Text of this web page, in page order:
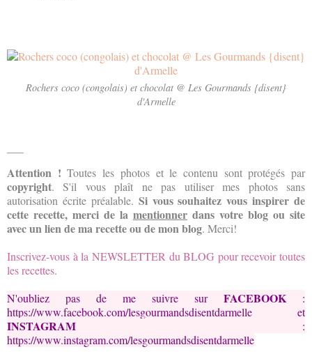
Rochers coco (congolais) et chocolat @ Les Gourmands {disent}
d'Armelle
Attention !Toutes les photos et le contenu sont protégés par
copyright. S'il vous plaît ne pas utiliser mes photos
sans
autorisation écrite préalable. Si vous souhaitez vous inspirer de
cette recette, merci de la mentionner dans votre blog ou site
avec un lien de ma recette ou de mon blog. Merci!
Inscrivez-vous à la NEWSLETTER du BLOG pour recevoir toutes
les recettes.
N'oubliez pas de me suivre sur FACEBOOK :
https://www.facebook.com/lesgourmandsdisentdarmelle et
INSTAGRAM :
https://www.instagram.com/lesgourmandsdisentdarmelle